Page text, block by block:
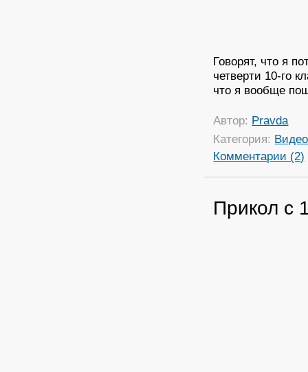
Говорят, что я
четверти 10-го
что я вообще
Автор: Pravda
Категория: Видео
Комментарии (2)
Прикол с